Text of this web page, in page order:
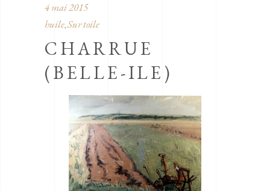
4 mai 2015
huile, Sur toile
CHARRUE
(BELLE-ILE)